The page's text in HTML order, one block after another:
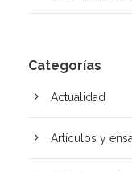
Categorías
Actualidad
Artículos y